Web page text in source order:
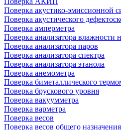
Поверка акустико-эмиссионной
Поверка акустического
Поверка амперметра
Поверка анализатора влажности
Поверка анализатора паров
Поверка анализатора спектра
Поверка анализатора этанола
Поверка анемометра
Поверка биметаллического
Поверка брускового уровня
Поверка вакуумметра
Поверка варметра
Поверка весов
Поверка весов общего